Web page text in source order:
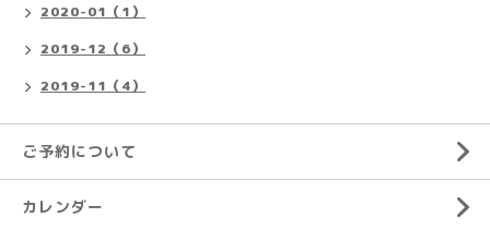
2020-01（1）
2019-12（6）
2019-11（4）
ご予約について
カレンダー